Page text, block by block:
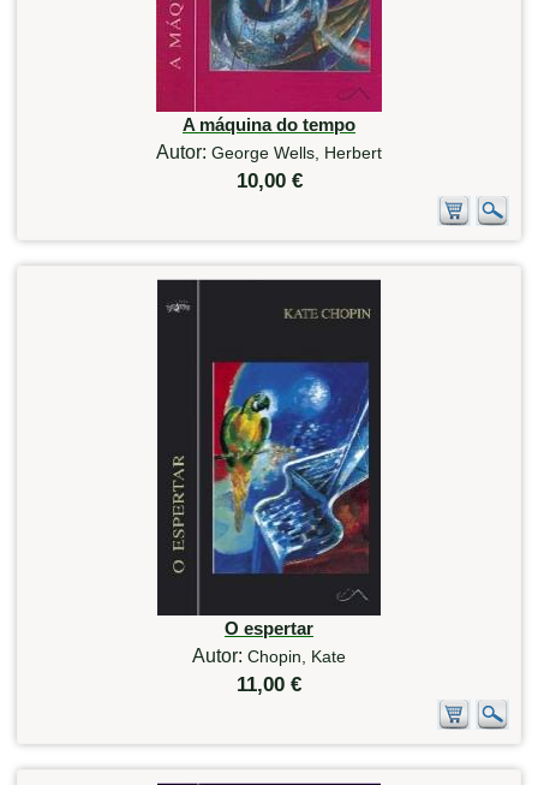
A máquina do tempo
Autor: George Wells, Herbert
10,00 €
O espertar
Autor: Chopin, Kate
11,00 €